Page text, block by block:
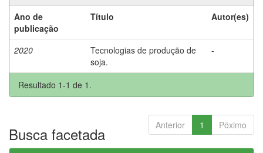
Ano de
publicação
Título Autor(es)
2020
Tecnologias de produção de
soja.
-
Resultado 1-1 de 1.
Anterior 1 Póximo
Busca facetada